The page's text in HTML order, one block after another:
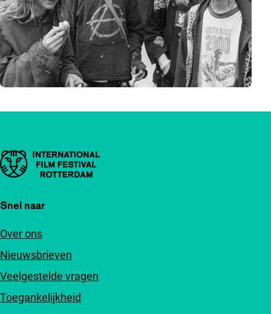
Belangrijke links
Snel naar
Over ons
Nieuwsbrieven
Veelgestelde vragen
Toegankelijkheid